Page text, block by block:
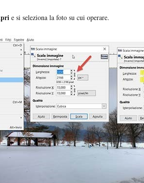
e si seleziona la foto su cui operare.